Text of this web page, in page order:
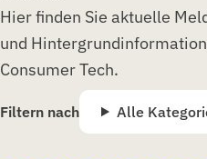
Hier finden Sie aktuelle
und
Consumer Tech.
Filtern nach Alle